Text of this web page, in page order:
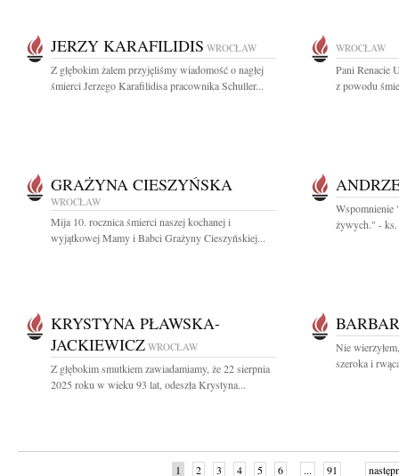
JERZY KARAFILIDIS WROCŁAW
Z głębokim żalem przyjęliśmy wiadomość o nagłej
śmierci Jerzego Karafilidisa pracownika Schuller...
WROCŁAW
Pani Renacie
z powodu
GRAŻYNA CIESZYŃSKA
WROCŁAW
Mija 10. rocznica śmierci naszej kochanej i
wyjątkowej Mamy i Babci Grażyny Cieszyńskiej...
Wspomnienie
żywych." - ks.
KRYSTYNA PŁAWSKA-
JACKIEWICZ WROCŁAW
Z głębokim smutkiem zawiadamiamy, że 22 sierpnia
2025 roku w wieku 93 lat, odeszła Krystyna...
Nie
szeroka i
1 2 3 4 5 6 ... 91